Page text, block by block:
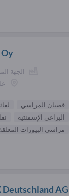
الجهة
قضبان المراسي
البراغي الإسمنتية
مراسي البيورات
Deutschland AG